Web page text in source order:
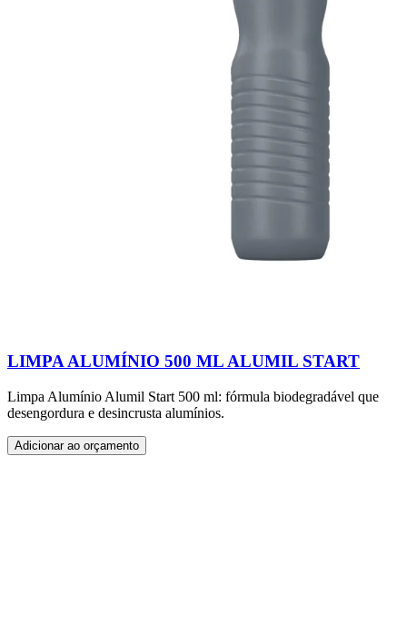
LIMPA ALUMÍNIO 500 ML ALUMIL START
Limpa Alumínio Alumil Start 500 ml: fórmula biodegradável que
desengordura e desincrusta alumínios.
Adicionar ao orçamento